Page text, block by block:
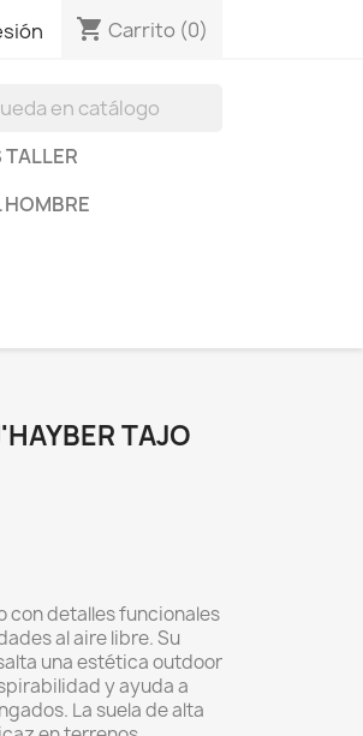
shopping_cart Carrito (0)
TALLER
TAJO
con detalles funcionales
al aire libre. Su
una estética outdoor
y ayuda a
La suela de alta